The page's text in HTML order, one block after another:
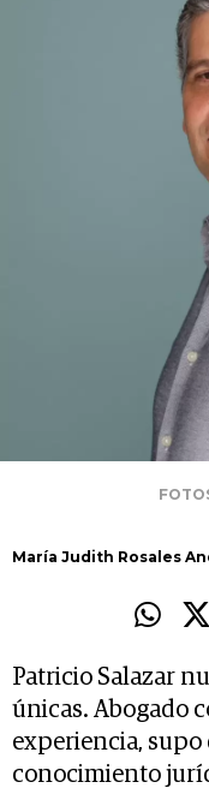
María Judith Rosales
Patricio Salazar
únicas. Abogado
experiencia, supo
conocimiento